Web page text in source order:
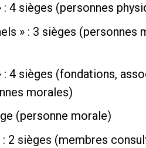
4 sièges (personnes
» : 3 sièges (personnes
4 sièges (fondations,
morales)
(personne morale)
: 2 sièges (membres